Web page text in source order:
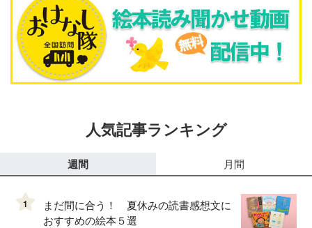
人気記事ランキング
週間 月間
1
まだ間に合う！ 夏休みの読書感想文に
おすすめの絵本５選